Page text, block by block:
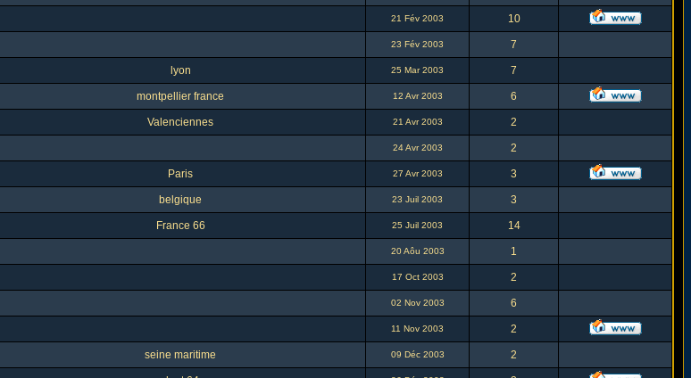
21 Fév 2003 10
23 Fév 2003 7
lyon 25 Mar 2003 7
montpellier france 12 Avr 2003 6
Valenciennes 21 Avr 2003 2
24 Avr 2003 2
Paris 27 Avr 2003 3
belgique 23 Juil 2003 3
France 66 25 Juil 2003 14
20 Aôu 2003 1
17 Oct 2003 2
02 Nov 2003 6
11 Nov 2003 2
seine maritime 09 Déc 2003 2